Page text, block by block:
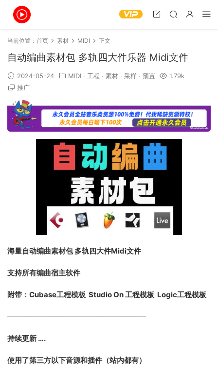
当前位置： 首页 素材 MIDI 正文
自动编曲素材包 多轨四大件乐器 Midi文件
2024-05-24 MIDI · 工程 · 素材 · 采样 · 预置
1.79k
推广
海量自动编曲素材包 多轨四大件Midi文件
支持所有编曲宿主软件
附带： Cubase工程模板 Studio On 工程模板 Logic工程模板
———————————————————
持续更新 ….
使用了第三方以下音源和插件（站内都有）